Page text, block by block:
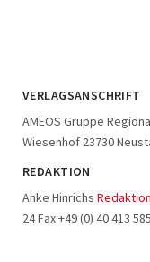
VERLAGSANSCHRIFT
AMEOS Gruppe
Wiesenhof 23730
REDAKTION
Anke Hinrichs
24 Fax +49 (0) 40 413